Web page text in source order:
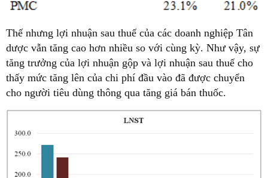
Thế nhưng lợi nhuận sau thuế của các doanh nghiệp Tân
dược vẫn tăng cao hơn nhiều so với cùng kỳ. Như vậy, sự
tăng trưởng của lợi nhuận gộp và lợi nhuận sau thuế cho
thấy mức tăng lên của chi phí đầu vào đã được chuyển
cho người tiêu dùng thông qua tăng giá bán thuốc.